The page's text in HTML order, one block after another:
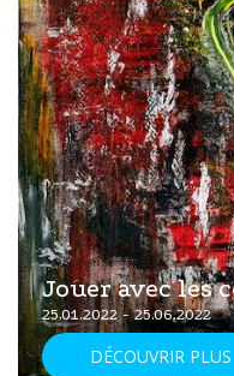
Jouer avec les
25.01.2022 - 25.06.2022
DÉCOUVRIR PLUS